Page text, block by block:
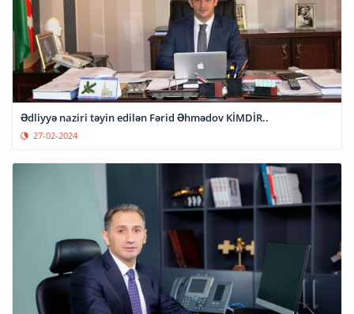
Ədliyyə naziri təyin edilən Fərid Əhmədov KİMDİR..
27-02-2024